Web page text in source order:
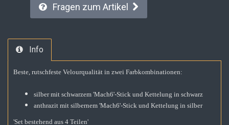
Fragen zum Artikel
Info
Beste, rutschfeste Velourqualität in zwei Farbkombinationen:
silber mit schwarzem 'Mach6'-Stick und Kettelung in schwarz
anthrazit mit silbernem 'Mach6'-Stick und Kettelung in silber
'Set bestehend aus 4 Teilen'